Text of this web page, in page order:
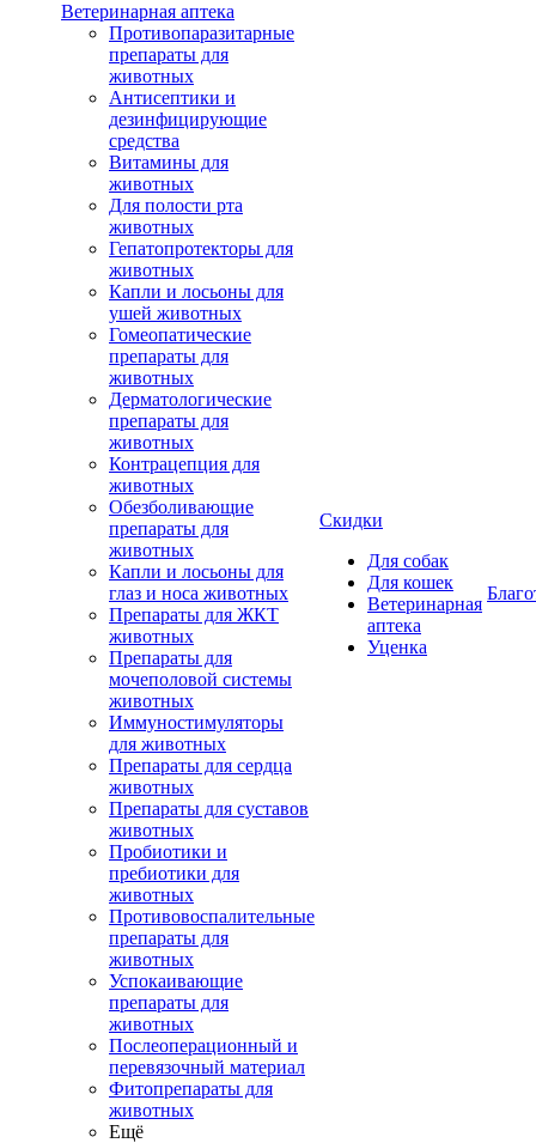
Ветеринарная аптека
Противопаразитарные
препараты для
животных
Антисептики и
дезинфицирующие
средства
Витамины для
животных
Для полости рта
животных
Гепатопротекторы для
животных
Капли и лосьоны для
ушей животных
Гомеопатические
препараты для
животных
Дерматологические
препараты для
животных
Контрацепция для
животных
Обезболивающие
препараты для
животных
Капли и лосьоны для
глаз и носа животных
Препараты для ЖКТ
животных
Препараты для
мочеполовой системы
животных
Иммуностимуляторы
для животных
Препараты для сердца
животных
Препараты для суставов
животных
Пробиотики и
пребиотики для
животных
Противовоспалительные
препараты для
животных
Успокаивающие
препараты для
животных
Послеоперационный и
перевязочный материал
Фитопрепараты для
животных
Ещё
Скидки
Для собак
Для кошек
Ветеринарная
аптека
Уценка